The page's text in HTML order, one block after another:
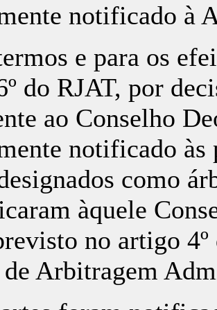
notificado à
e para os
do RJAT, por
ao Conselho
notificado às
como
àquele
no artigo
de Arbitragem